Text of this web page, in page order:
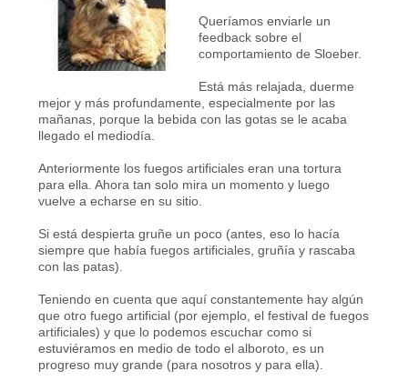
Queríamos enviarle un
feedback sobre el
comportamiento de Sloeber.
Está más relajada, duerme
mejor y más profundamente, especialmente por las
mañanas, porque la bebida con las gotas se le acaba
llegado el mediodía.
Anteriormente los fuegos artificiales eran una tortura
para ella. Ahora tan solo mira un momento y luego
vuelve a echarse en su sitio.
Si está despierta gruñe un poco (antes, eso lo hacía
siempre que había fuegos artificiales, gruñía y rascaba
con las patas).
Teniendo en cuenta que aquí constantemente hay algún
que otro fuego artificial (por ejemplo, el festival de fuegos
artificiales) y que lo podemos escuchar como si
estuviéramos en medio de todo el alboroto, es un
progreso muy grande (para nosotros y para ella).